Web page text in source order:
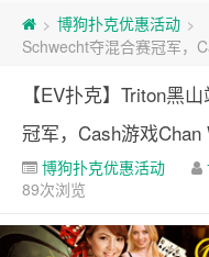
> 博狗扑克优惠活动 >
Schwecht夺混合赛冠军，
【EV扑克】Triton黑
冠军，Cash游戏
博狗扑克优惠活动
89次浏览